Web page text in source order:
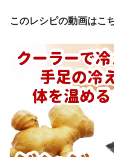
このレシピの動画はこ